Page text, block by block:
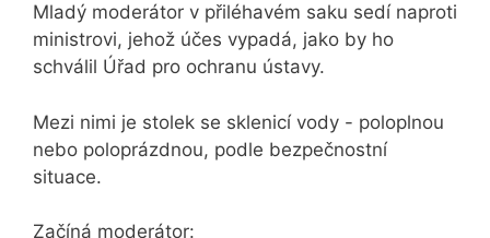
Mladý moderátor v přiléhavém saku sedí naproti
ministrovi, jehož účes vypadá, jako by ho
schválil Úřad pro ochranu ústavy.
Mezi nimi je stolek se sklenicí vody - poloplnou
nebo poloprázdnou, podle bezpečnostní
situace.
Začíná moderátor: